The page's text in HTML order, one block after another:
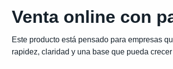
Venta online con
Este producto está pensado para empresas
rapidez, claridad y una base que pueda